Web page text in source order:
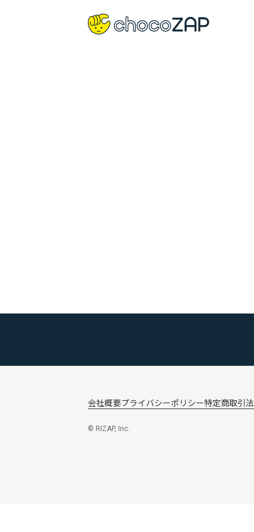
会社概要プライバシーポリシー特定商取引法
© RIZAP, Inc.